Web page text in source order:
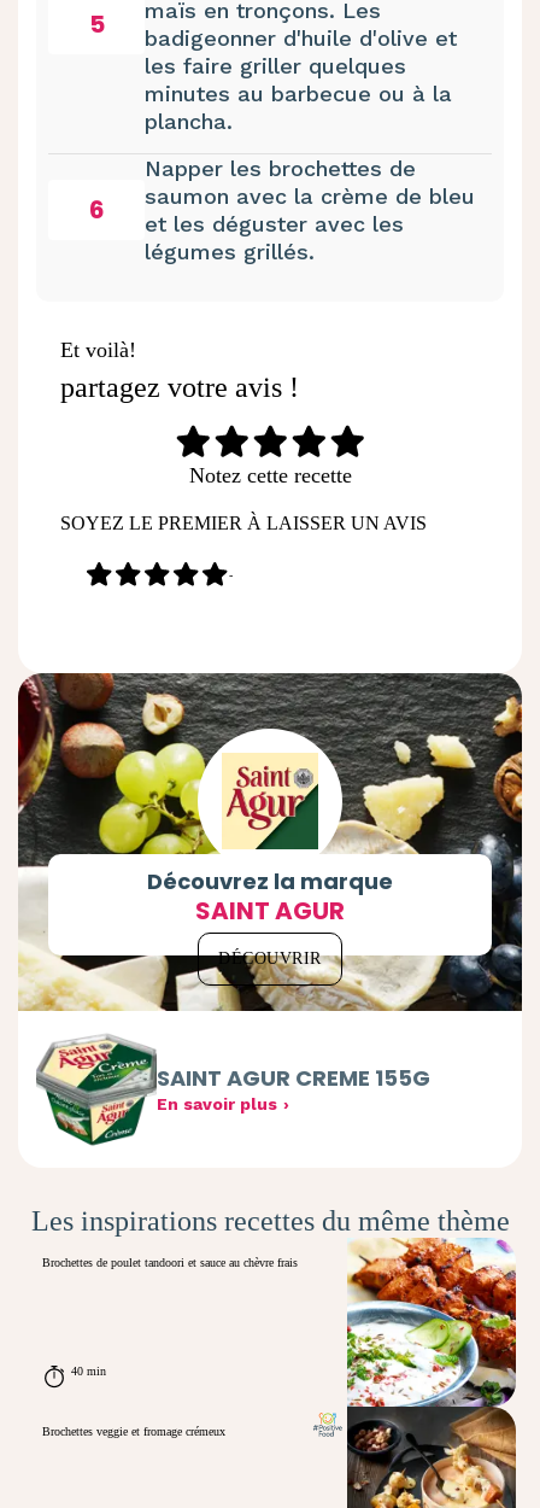
5
maïs en tronçons. Les
badigeonner d'huile d'olive et
les faire griller quelques
minutes au barbecue ou à la
plancha.
6
Napper les brochettes de
saumon avec la crème de bleu
et les déguster avec les
légumes grillés.
Et voilà!
partagez votre avis !
Notez cette recette
SOYEZ LE PREMIER À LAISSER UN AVIS
-
Découvrez la marque
SAINT AGUR
DÉCOUVRIR
SAINT AGUR CREME 155G
En savoir plus
Les inspirations recettes du même thème
Brochettes de poulet tandoori et sauce au chèvre frais
40 min
Brochettes veggie et fromage crémeux